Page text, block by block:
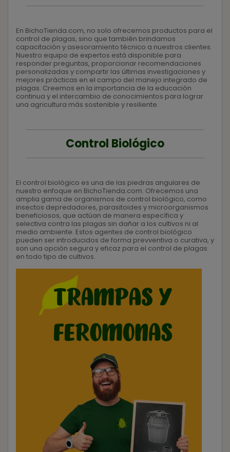
En BichoTienda.com, no solo ofrecemos productos para el
control de plagas, sino que también brindamos
capacitación y asesoramiento técnico a nuestros clientes.
Nuestro equipo de expertos está disponible para
responder preguntas, proporcionar recomendaciones
personalizadas y compartir las últimas investigaciones y
mejores prácticas en el campo del manejo integrado de
plagas. Creemos en la importancia de la educación
continua y el intercambio de conocimientos para lograr
una agricultura más sostenible y resiliente.
Control Biológico
El control biológico es una de las piedras angulares de
nuestro enfoque en BichoTienda.com. Ofrecemos una
amplia gama de organismos de control biológico, como
insectos depredadores, parasitoides y microorganismos
beneficiosos, que actúan de manera específica y
selectiva contra las plagas sin dañar a los cultivos ni al
medio ambiente. Estos agentes de control biológico
pueden ser introducidos de forma prevventiva o curativa, y
son una opción segura y eficaz para el control de plagas
en todo tipo de cultivos.